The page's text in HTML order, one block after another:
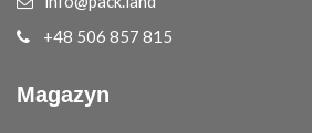
+48 506 857 815
Magazyn